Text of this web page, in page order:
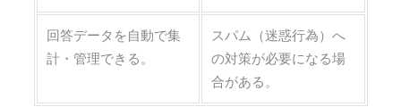
回答データを自動で集
計・管理できる。
スパム（迷惑行為）へ
の対策が必要になる場
合がある。